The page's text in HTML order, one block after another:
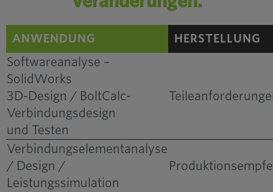
für Stromgenerator
Reduzierte Rechnung
ANWENDUNG HERSTELLUNG
Softwareanalyse –
SolidWorks
3D-Design / BoltCalc-
Verbindungsdesign
und Testen
Verbindungselementanalyse
/ Design /
Leistungssimulation